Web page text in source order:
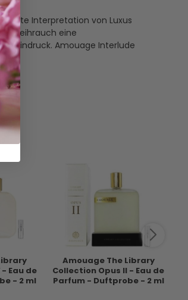
Interpretation von Luxus
Weihrauch eine
Eindruck. Amouage Interlude
Eau de
- 2 ml
Amouage The Library
Collection Opus II - Eau de
Parfum - Duftprobe - 2 ml